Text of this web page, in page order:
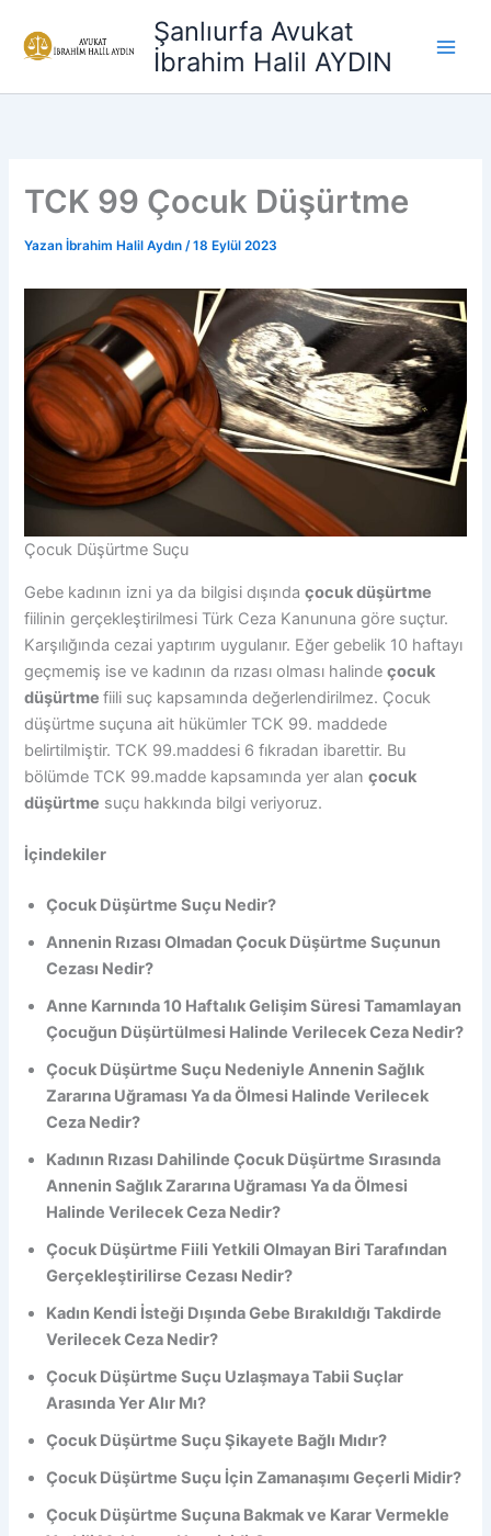
atla
Şanlıurfa Avukat
İbrahim Halil AYDIN
TCK 99 Çocuk Düşürtme
Yazan İbrahim Halil Aydın/18 Eylül 2023
Çocuk Düşürtme Suçu
Gebe kadının izni ya da bilgisi dışındaçocuk düşürtme
fiilinin gerçekleştirilmesi Türk Ceza Kanununa göre suçtur.
Karşılığında cezai yaptırım uygulanır. Eğer gebelik 10 haftayı
geçmemiş ise ve kadının da rızası olması halindeçocuk
düşürtmefiili suç kapsamında değerlendirilmez. Çocuk
düşürtme suçuna ait hükümler TCK 99. maddede
belirtilmiştir. TCK 99.maddesi 6 fıkradan ibarettir. Bu
bölümde TCK 99.madde kapsamında yer alançocuk
düşürtme suçu hakkında bilgi veriyoruz.
İçindekiler
Çocuk Düşürtme Suçu Nedir?
Annenin Rızası Olmadan Çocuk Düşürtme Suçunun
Cezası Nedir?
Anne Karnında 10 Haftalık Gelişim Süresi Tamamlayan
Çocuğun Düşürtülmesi Halinde Verilecek Ceza Nedir?
Çocuk Düşürtme Suçu Nedeniyle Annenin Sağlık
Zararına Uğraması Ya da Ölmesi Halinde Verilecek
Ceza Nedir?
Kadının Rızası Dahilinde Çocuk Düşürtme Sırasında
Annenin Sağlık Zararına Uğraması Ya da Ölmesi
Halinde Verilecek Ceza Nedir?
Çocuk Düşürtme Fiili Yetkili Olmayan Biri Tarafından
Gerçekleştirilirse Cezası Nedir?
Kadın Kendi İsteği Dışında Gebe Bırakıldığı Takdirde
Verilecek Ceza Nedir?
Çocuk Düşürtme Suçu Uzlaşmaya Tabii Suçlar
Arasında Yer Alır Mı?
Çocuk Düşürtme Suçu Şikayete Bağlı Mıdır?
Çocuk Düşürtme Suçu İçin Zamanaşımı Geçerli Midir?
Çocuk Düşürtme Suçuna Bakmak ve Karar Vermekle